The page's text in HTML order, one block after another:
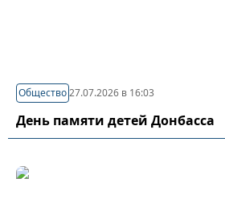
Общество27.07.2026 в 16:03
День памяти детей Донбасса